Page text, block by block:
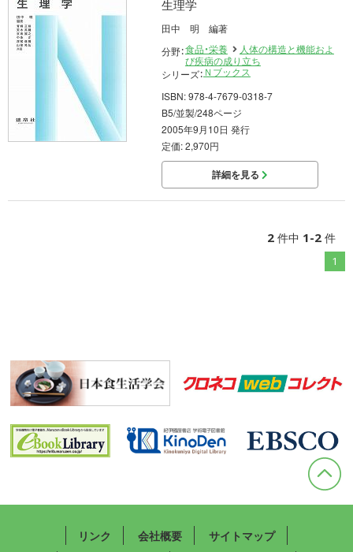
生理学
田中 明 編著
分野：食品・栄養
人体の構造と機能およ
び疾病の成り立ち
シリーズ： Ｎブックス
ISBN: 978-4-7679-0318-7
B5/並製/248ページ
2005年9月10日 発行
定価: 2,970円
詳細を見る
2件中 1-2件
1
リンク 会社概要 サイトマップ